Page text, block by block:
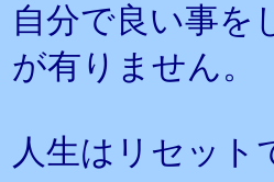
自分で良い事を
が有りません。
人生はリセット